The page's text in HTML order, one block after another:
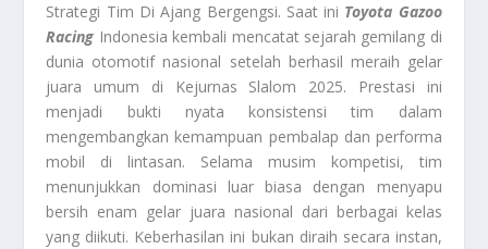
Strategi Tim Di Ajang Bergengsi. Saat ini Toyota Gazoo
Racing Indonesia kembali mencatat sejarah gemilang di
dunia otomotif nasional setelah berhasil meraih gelar
juara umum di Kejurnas Slalom 2025. Prestasi ini
menjadi bukti nyata konsistensi tim dalam
mengembangkan kemampuan pembalap dan performa
mobil di lintasan. Selama musim kompetisi, tim
menunjukkan dominasi luar biasa dengan menyapu
bersih enam gelar juara nasional dari berbagai kelas
yang diikuti. Keberhasilan ini bukan diraih secara instan,